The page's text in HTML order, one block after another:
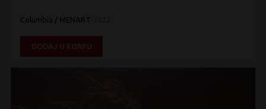
Columbia / MENART